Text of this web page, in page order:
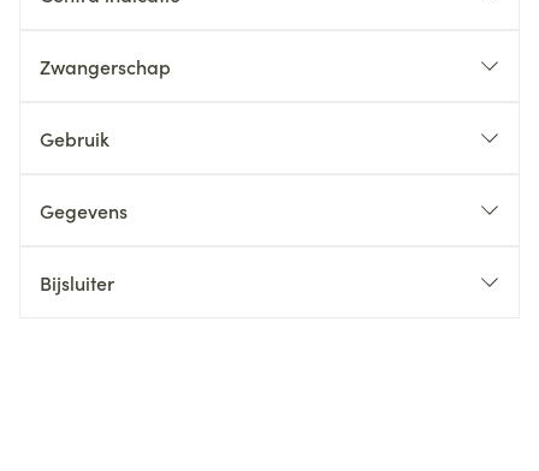
Zwangerschap
Gebruik
Gegevens
Bijsluiter